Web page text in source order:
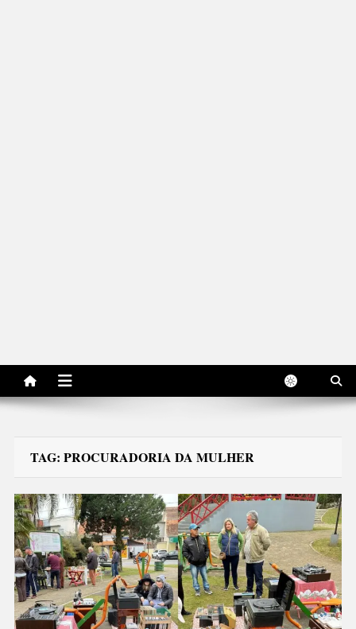
TAG: PROCURADORIA DA MULHER